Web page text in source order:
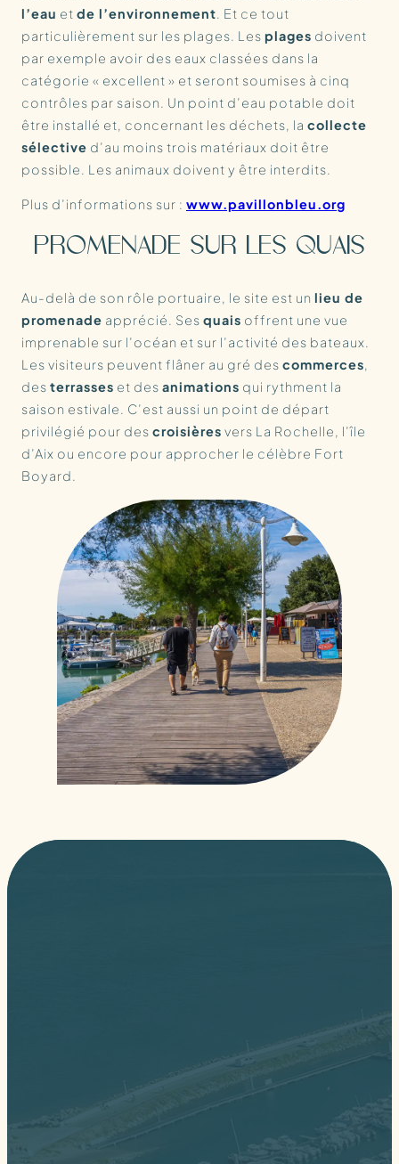
l’eau et de l’environnement. Et ce tout
particulièrement sur les plages. Les plages doivent
par exemple avoir des eaux classées dans la
catégorie « excellent » et seront soumises à cinq
contrôles par saison. Un point d’eau potable doit
être installé et, concernant les déchets, la collecte
sélective d’au moins trois matériaux doit être
possible. Les animaux doivent y être interdits.
Plus d’informations sur : www.pavillonbleu.org
PROMENADE SUR LES QUAIS
Au-delà de son rôle portuaire, le site est un lieu de
promenade apprécié. Ses quais offrent une vue
imprenable sur l’océan et sur l’activité des bateaux.
Les visiteurs peuvent flâner au gré des commerces,
des terrasses et des animations qui rythment la
saison estivale. C’est aussi un point de départ
privilégié pour des croisières vers La Rochelle, l’île
d’Aix ou encore pour approcher le célèbre Fort
Boyard.